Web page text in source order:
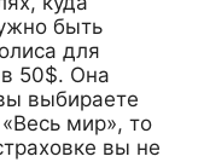
быть
для
50$. Она
выбираете
мир», то
вы не